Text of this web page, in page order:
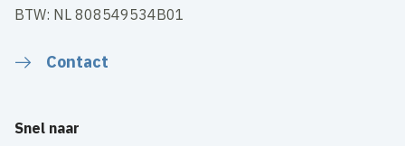
BTW: NL 808549534B01
Contact
Snel naar